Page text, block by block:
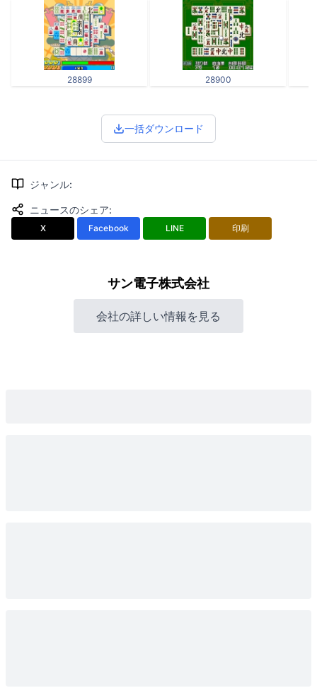
28899 28900
一括ダウンロード
ジャンル:
ニュースのシェア:
X Facebook LINE 印刷
サン電子株式会社
会社の詳しい情報を見る